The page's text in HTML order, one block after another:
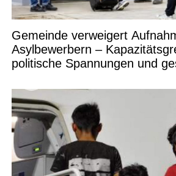
Gemeinde verweigert
Asylbewerbern –
politische Spannungen und